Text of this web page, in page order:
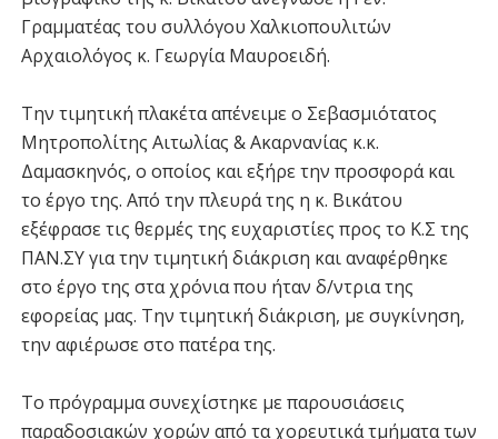
Γραμματέας του συλλόγου Χαλκιοπουλιτών
Αρχαιολόγος κ. Γεωργία Μαυροειδή.
Την τιμητική πλακέτα απένειμε ο Σεβασμιότατος
Μητροπολίτης Αιτωλίας & Ακαρνανίας κ.κ.
Δαμασκηνός, ο οποίος και εξήρε την προσφορά και
το έργο της. Από την πλευρά της η κ. Βικάτου
εξέφρασε τις θερμές της ευχαριστίες προς το Κ.Σ της
ΠΑΝ.ΣΥ για την τιμητική διάκριση και αναφέρθηκε
στο έργο της στα χρόνια που ήταν δ/ντρια της
εφορείας μας. Την τιμητική διάκριση, με συγκίνηση,
την αφιέρωσε στο πατέρα της.
Το πρόγραμμα συνεχίστηκε με παρουσιάσεις
παραδοσιακών χορών από τα χορευτικά τμήματα των